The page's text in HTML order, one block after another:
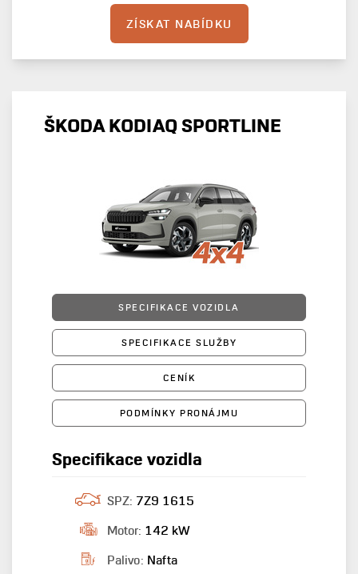
ZÍSKAT NABÍDKU
ŠKODA KODIAQ SPORTLINE
SPECIFIKACE VOZIDLA
SPECIFIKACE SLUŽBY
CENÍK
PODMÍNKY PRONÁJMU
Specifikace vozidla
SPZ: 7Z9 1615
Motor: 142 kW
Palivo: Nafta